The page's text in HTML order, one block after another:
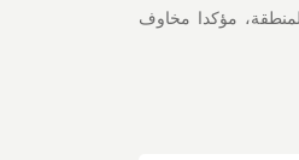
مؤكدا مخاوف